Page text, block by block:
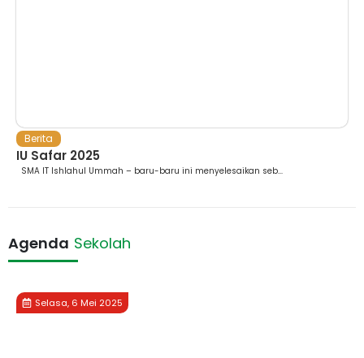
Berita
IU Safar 2025
SMA IT Ishlahul Ummah – baru-baru ini menyelesaikan seb...
Agenda Sekolah
Selasa, 6 Mei 2025